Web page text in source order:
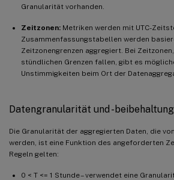
Granularität vorhanden.
Zeitzonen: Metriken werden mit UTC-
Zusammenfassungstabellen werden
Zeitzonengrenzen aggregiert. Bei
stündlichen Grenzen fallen, gibt es
Unstimmigkeiten beim Ort der
Datengranularität und -beibehaltung
Die Granularität der aggregierten Daten, die
werden, ist eine Funktion des angeforderten
Regeln gelten:
0 < T <= 1 Stunde – verwendet eine